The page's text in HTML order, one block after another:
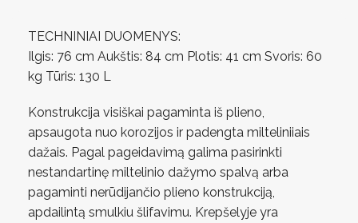
TECHNINIAI DUOMENYS:
Ilgis: 76 cm Aukštis: 84 cm Plotis: 41 cm Svoris: 60
kg Tūris: 130 L
Konstrukcija visiškai pagaminta iš plieno,
apsaugota nuo korozijos ir padengta milteliniiais
dažais. Pagal pageidavimą galima pasirinkti
nestandartinę miltelinio dažymo spalvą arba
pagaminti nerūdijančio plieno konstrukciją,
apdailintą smulkiu šlifavimu. Krepšelyje yra